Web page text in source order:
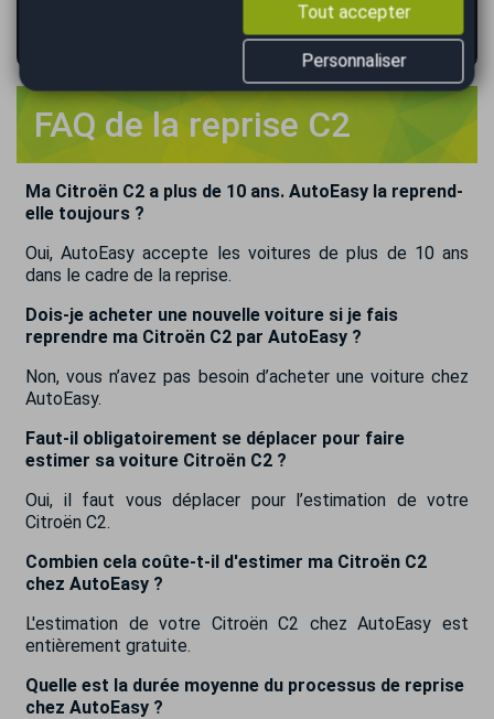
VALIDER
FAQ de la reprise C2
Ma Citroën C2 a plus de 10 ans. AutoEasy la reprend-
elle toujours ?
Oui, AutoEasy accepte les voitures de plus de 10 ans
dans le cadre de la reprise.
Dois-je acheter une nouvelle voiture si je fais
reprendre ma Citroën C2 par AutoEasy ?
Non, vous n’avez pas besoin d’acheter une voiture chez
AutoEasy.
Faut-il obligatoirement se déplacer pour faire
estimer sa voiture Citroën C2 ?
Oui, il faut vous déplacer pour l’estimation de votre
Citroën C2.
Combien cela coûte-t-il d'estimer ma Citroën C2
chez AutoEasy ?
L'estimation de votre Citroën C2 chez AutoEasy est
entièrement gratuite.
Quelle est la durée moyenne du processus de reprise
chez AutoEasy ?
Tout accepter
Personnaliser